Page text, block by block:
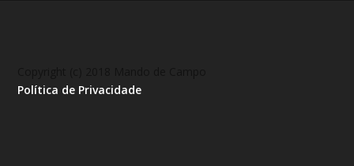
Política de Privacidade